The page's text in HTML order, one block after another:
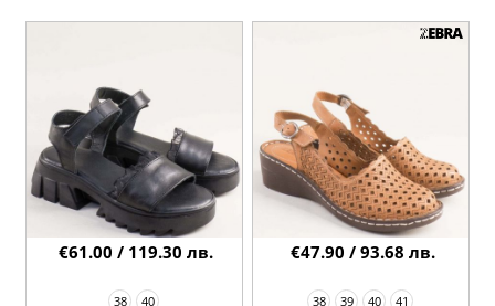
38 40
€61.00 / 119.30 лв.
38 39 40 41
€47.90 / 93.68 лв.